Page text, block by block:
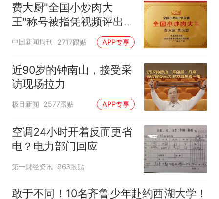
费大厨"全国小炒肉大
王"称号被指凭视频评出
官方回应
中国新闻周刊 2717跟贴 APP专享
近90岁的钟南山，接受采
访现场拉力
极目新闻 2577跟贴 APP专享
空调24小时开着反而更省
电？电力部门回应
第一财经资讯 963跟贴
敢于不同！10名齐鲁少年赴约西湖大学！